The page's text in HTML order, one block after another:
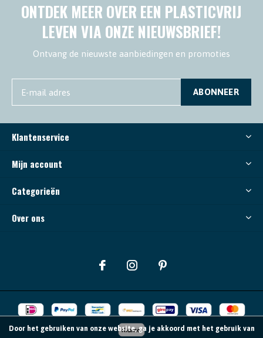
ONTDEK MEER OVER EEN PLASTICVRIJ
LEVEN VIA ONZE NIEUWSBRIEF!
Ontvang de nieuwste aanbiedingen en promoties
ABONNEER
Klantenservice
Mijn account
Categorieën
Over ons
Door het gebruiken van onze website, ga je akkoord met het gebruik van